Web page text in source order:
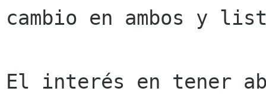
cambio en ambos y
El interés en tener